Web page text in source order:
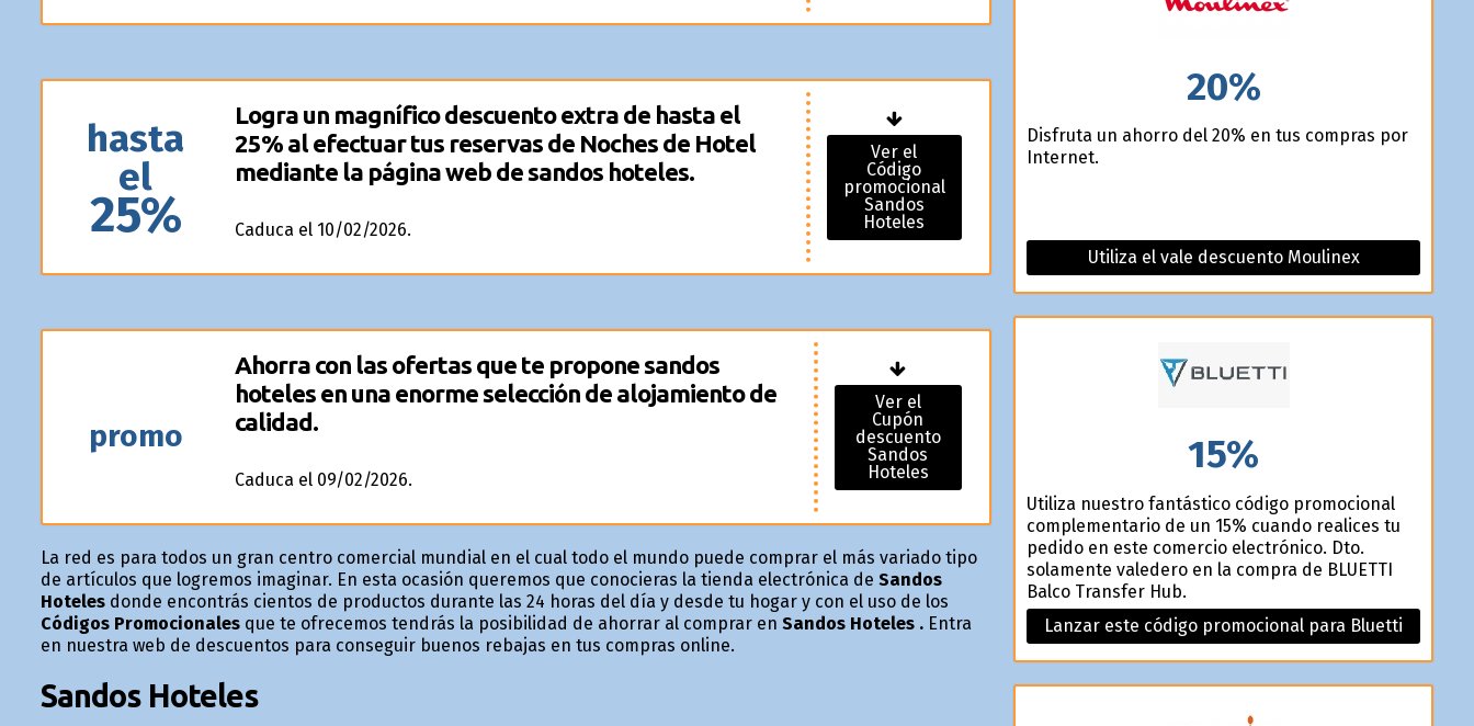
hasta
el
25%
Logra un magnífico descuento extra de hasta el
25% al efectuar tus reservas de Noches de Hotel
mediante la página web de sandos hoteles.
Caduca el 10/02/2026.
Ver el
Código
promocional
Sandos
Hoteles
promo
Ahorra con las ofertas que te propone sandos
hoteles en una enorme selección de alojamiento de
calidad.
Caduca el 09/02/2026.
Ver el
Cupón
descuento
Sandos
Hoteles
La red es para todos un gran centro comercial mundial en el cual todo el mundo puede comprar el más variado tipo
de artículos que logremos imaginar. En esta ocasión queremos que conocieras la tienda electrónica de Sandos
Hoteles donde encontrás cientos de productos durante las 24 horas del día y desde tu hogar y con el uso de los
Códigos Promocionalesque te ofrecemos tendrás la posibilidad de ahorrar al comprar en Sandos Hoteles .Entra
en nuestra web de descuentos para conseguir buenos rebajas en tus compras online.
Sandos Hoteles
20%
Disfruta un ahorro del 20% en tus compras por
Internet.
Utiliza el vale descuento Moulinex
15%
Utiliza nuestro fantástico código promocional
complementario de un 15% cuando realices tu
pedido en este comercio electrónico. Dto.
solamente valedero en la compra de BLUETTI
Balco Transfer Hub.
Lanzar este código promocional para Bluetti